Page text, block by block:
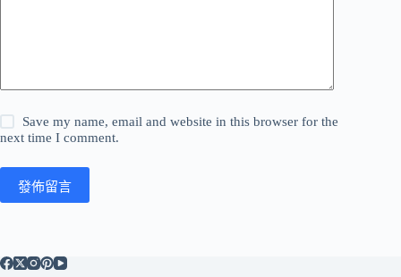
Save my name, email and website in this browser for the
next time I comment.
發佈留言